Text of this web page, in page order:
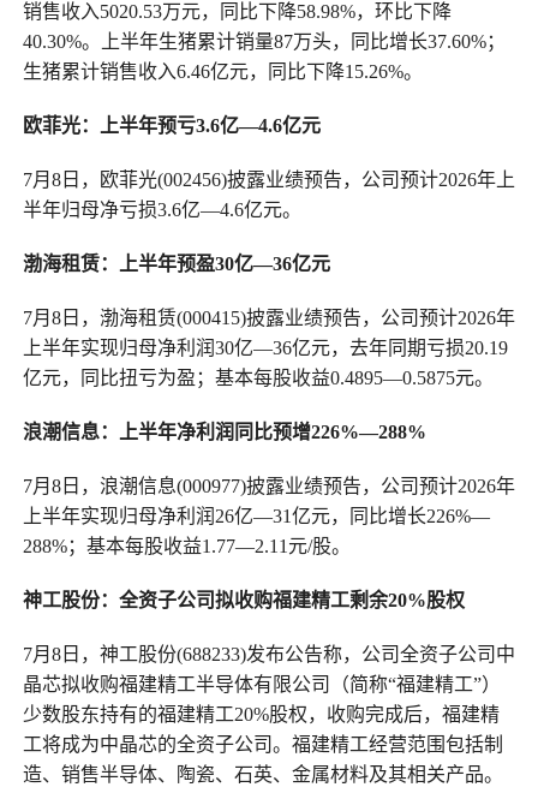
销售收入5020.53万元，同比下降58.98%，环比下降
40.30%。上半年生猪累计销量87万头，同比增长37.60%；
生猪累计销售收入6.46亿元，同比下降15.26%。
欧菲光：上半年预亏3.6亿—4.6亿元
7月8日，欧菲光(002456)披露业绩预告，公司预计2026年上
半年归母净亏损3.6亿—4.6亿元。
渤海租赁：上半年预盈30亿—36亿元
7月8日，渤海租赁(000415)披露业绩预告，公司预计2026年
上半年实现归母净利润30亿—36亿元，去年同期亏损20.19
亿元，同比扭亏为盈；基本每股收益0.4895—0.5875元。
浪潮信息：上半年净利润同比预增226%—288%
7月8日，浪潮信息(000977)披露业绩预告，公司预计2026年
上半年实现归母净利润26亿—31亿元，同比增长226%—
288%；基本每股收益1.77—2.11元/股。
神工股份：全资子公司拟收购福建精工剩余20%股权
7月8日，神工股份(688233)发布公告称，公司全资子公司中
晶芯拟收购福建精工半导体有限公司（简称“福建精工”）
少数股东持有的福建精工20%股权，收购完成后，福建精
工将成为中晶芯的全资子公司。福建精工经营范围包括制
造、销售半导体、陶瓷、石英、金属材料及其相关产品。